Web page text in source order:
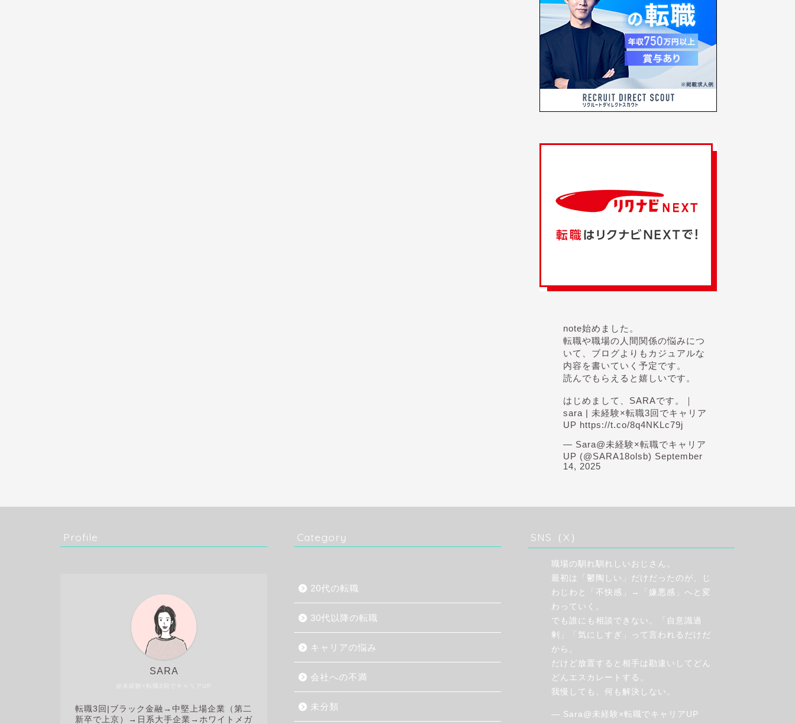
note始めました。
転職や職場の人間関係の悩みにつ
いて、ブログよりもカジュアルな
内容を書いていく予定です。
読んでもらえると嬉しいです。
はじめまして、SARAです。｜
sara | 未経験×転職3回でキャリア
UP https://t.co/8q4NKLc79j
— Sara@未経験×転職でキャリア
UP (@SARA18olsb) September
14, 2025
Profile
@未経験×転職3回でキャリアUP
SARA
転職3回| ブラック金融→中堅上場企業（第二
新卒で上京）→日系大手企業→ホワイトメガ
Category
20代の転職
30代以降の転職
キャリアの悩み
会社への不満
未分類
SNS（X）
職場の馴れ馴れしいおじさん。
最初は「鬱陶しい」だけだったのが、じ
わじわと「不快感」→「嫌悪感」へと変
わっていく。
でも誰にも相談できない。「自意識過
剰」「気にしすぎ」って言われるだけだ
から。
だけど放置すると相手は勘違いしてどん
どんエスカレートする。
我慢しても、何も解決しない。
— Sara@未経験×転職でキャリアUP